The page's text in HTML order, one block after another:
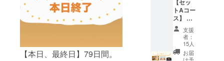
本日の竣工は、完成である
と同時に、皆さまとの新た
ます。撫で猫像が、多くの
す。クラウドファンディン
温かなお力添えにより、こ
こまで制作を進めることが
【本日、最終日】79日間。
するお
名前を
備考欄
にご記
載くだ
さい 御
朱印と
トAコー
ス】 ・
御礼状
・特別
御朱印
（二
種）
支援
者：
15人
お届
け予